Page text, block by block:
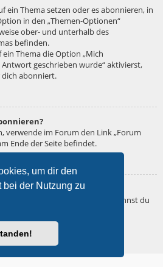
um dir den
bei der Nutzung zu
ein Thema setzen oder es abonnieren, in
in den „Themen-Optionen“
ober- und unterhalb des
befinden.
Thema die Option „Mich
geschrieben wurde“ aktivierst,
dich abonniert.
verwende im Forum den Link „Forum
Ende der Seite befindet.
Abonnements?
deaktivieren möchtest, so kannst du